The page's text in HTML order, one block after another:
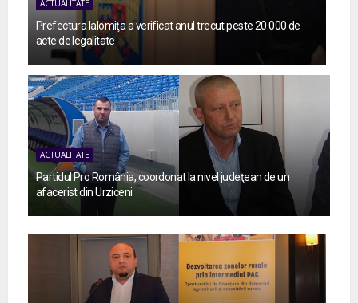
ACTUALITATE
Prefectura Ialomiţa a verificat anul trecut peste 20.000 de
acte de legalitate
ACTUALITATE
Partidul Pro România, coordonat la nivel judeţean de un
afacerist din Urziceni